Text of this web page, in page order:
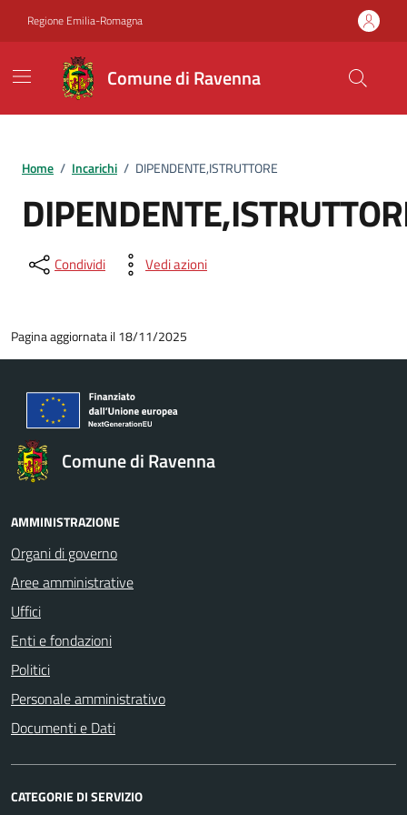
Regione Emilia-Romagna
Comune di Ravenna
Home / Incarichi / DIPENDENTE,ISTRUTTORE
Condividi Vedi azioni
Pagina aggiornata il 18/11/2025
Comune di Ravenna
AMMINISTRAZIONE
Organi di governo
Aree amministrative
Uffici
Enti e fondazioni
Politici
Personale amministrativo
Documenti e Dati
CATEGORIE DI SERVIZIO